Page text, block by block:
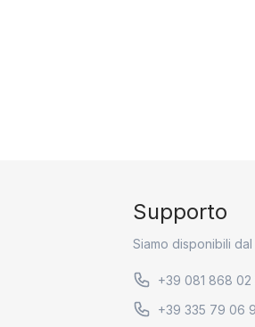
Supporto
Siamo disponibili
+39 081 868 02
+39 335 79 06